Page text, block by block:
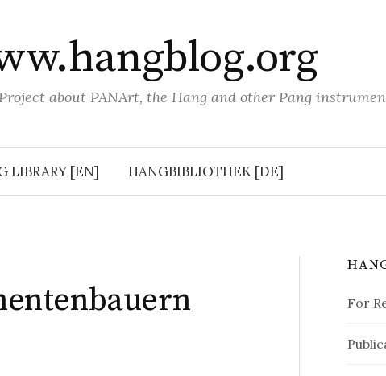
about PANArt, the Hang and other Pang
LIBRARY [EN] HANGBIBLIOTHEK [DE]
For